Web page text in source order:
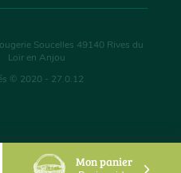
Mon panier
Soucelles 49140 Rives du
Loir en Anjou
© 2020 - 27.0.12